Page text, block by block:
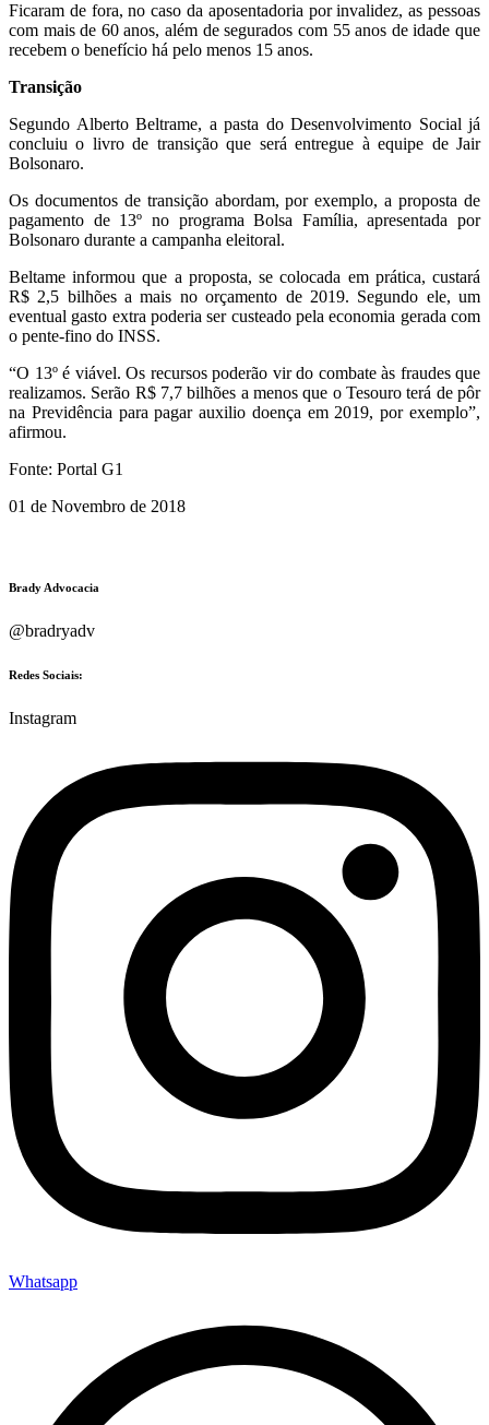
Ficaram de fora, no caso da aposentadoria por invalidez, as pessoas
com mais de 60 anos, além de segurados com 55 anos de idade que
recebem o benefício há pelo menos 15 anos.
Transição
Segundo Alberto Beltrame, a pasta do Desenvolvimento Social já
concluiu o livro de transição que será entregue à equipe de Jair
Bolsonaro.
Os documentos de transição abordam, por exemplo, a proposta de
pagamento de 13º no programa Bolsa Família, apresentada por
Bolsonaro durante a campanha eleitoral.
Beltame informou que a proposta, se colocada em prática, custará
R$ 2,5 bilhões a mais no orçamento de 2019. Segundo ele, um
eventual gasto extra poderia ser custeado pela economia gerada com
o pente-fino do INSS.
“O 13º é viável. Os recursos poderão vir do combate às fraudes que
realizamos. Serão R$ 7,7 bilhões a menos que o Tesouro terá de pôr
na Previdência para pagar auxilio doença em 2019, por exemplo”,
afirmou.
Fonte: Portal G1
01 de Novembro de 2018
Brady Advocacia
@bradryadv
Redes Sociais:
Instagram
Whatsapp